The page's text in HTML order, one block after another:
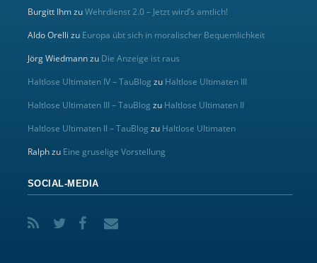
Burgitt IhmzuWehrdienst 2.0 – Jetzt wird’s amtlich!
Aldo Orelli zu Europa übt sich in moralischer Bequemlichkeit
Jörg Wiedmannzu Die Anzeige ist raus
Haltlose Ultimaten IV – TauBlog zu Haltlose Ultimaten III
Haltlose Ultimaten III – TauBlog zu Haltlose Ultimaten II
Haltlose Ultimaten II – TauBlog zu Haltlose Ultimaten
Ralphzu Eine gruselige Vorstellung
SOCIAL-MEDIA